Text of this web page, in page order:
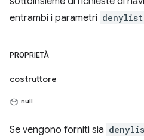
entrambi i parametri denylist
PROPRIETÀ
costruttore
null
Se vengono forniti sia